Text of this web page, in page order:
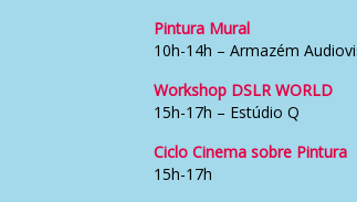
Pintura Mural
10h-14h – Armazém
Workshop DSLR WORLD
15h-17h – Estúdio Q
Ciclo Cinema sobre Pintura
15h-17h